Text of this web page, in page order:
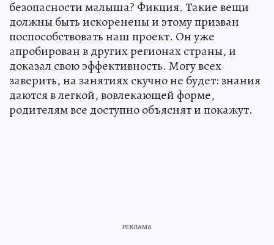
безопасности малыша? Фикция. Такие вещи
должны быть искоренены и этому призван
поспособствовать наш проект. Он уже
апробирован в других регионах страны, и
доказал свою эффективность. Могу всех
заверить, на занятиях скучно не будет: знания
даются в легкой, вовлекающей форме,
родителям все доступно объяснят и покажут.